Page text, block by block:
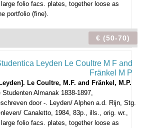
folio facs. plates, together loose as
portfolio (fine).
€ (50-70)
Le Coultre, M.F. and Fränkel, M.P.
Almanak 1838-1897,
door -. Leyden/ Alphen a.d. Rijn, Stg.
Canaletto, 1984, 83p., ills., orig. wr.,
folio facs. plates, together loose as